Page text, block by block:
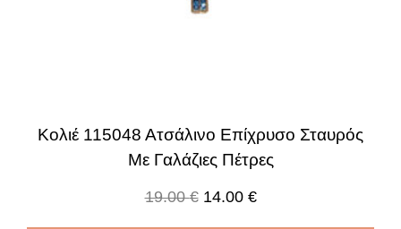
Κολιέ 115048 Ατσάλινο Επίχρυσο Σταυρός
Με Γαλάζιες Πέτρες
19.00€ 14.00 €